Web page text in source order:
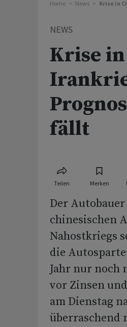
Home News Krise in
NEWS
Krise
fällt
Teilen Merken
Der
chinesischen
Nahostkriegs
die
Jahr nur noch
vor Zinsen
am Dienstag
überraschend